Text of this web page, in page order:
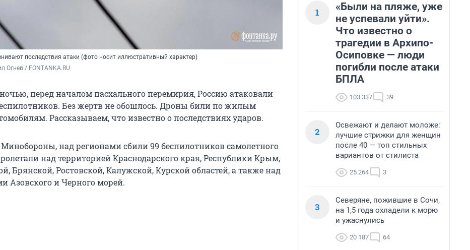
последствия атаки (фото носит иллюстративный характер)
Огнев / FONTANKA.RU
перед началом пасхального перемирия, Россию атаковали
Без жертв не обошлось. Дроны били по жилым
Рассказываем, что известно о последствиях ударов.
над регионами сбили 99 беспилотников самолетного
над территорией Краснодарского края, Республики Крым,
Брянской, Ростовской, Калужской, Курской областей, а также над
Азовского и Черного морей.
1
«Были на пляже, уже
не успевали уйти».
Что известно о
трагедии в Архипо-
Осиповке — люди
погибли после атаки
БПЛА
103 337 39
2
Освежают и делают моложе:
лучшие стрижки для женщин
после 40 — топ стильных
вариантов от стилиста
25 264 3
3
Северяне, пожившие в Сочи,
на 1,5 года охладели к морю
и ужаснулись
20 187 64